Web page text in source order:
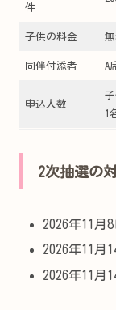
件
子供の料金
同伴付添者 A
申込人数
1
2次抽選の
2026年11月
2026年11月
2026年11月